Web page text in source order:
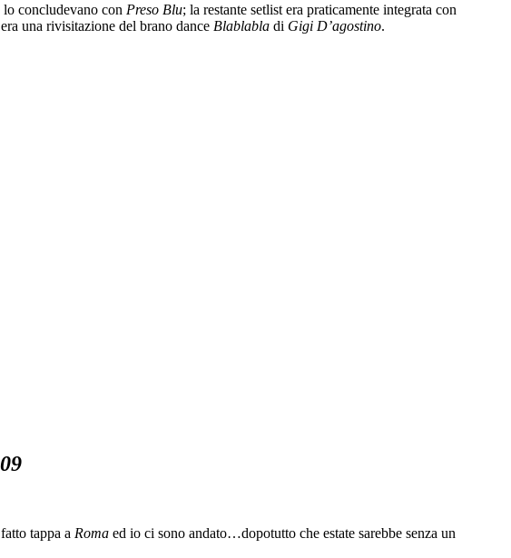
lo concludevano con Preso Blu; la restante setlist era praticamente integrata con
una rivisitazione del brano dance Blablabla di Gigi D’agostino.
tappa a Roma ed io ci sono andato…dopotutto che estate sarebbe senza un